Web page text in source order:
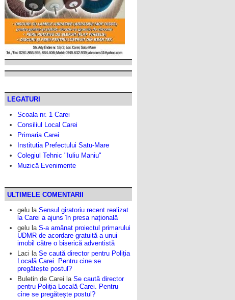
LEGATURI
Scoala nr. 1 Carei
Consiliul Local Carei
Primaria Carei
Institutia Prefectului Satu-Mare
Colegiul Tehnic "Iuliu Maniu"
Muzică Evenimente
ULTIMELE COMENTARII
gelu la Sensul giratoriu recent realizat
la Carei a ajuns în presa națională
gelu la S-a amânat proiectul primarului
UDMR de acordare gratuită a unui
imobil către o biserică adventistă
Laci la Se caută director pentru Poliția
Locală Carei. Pentru cine se
pregătește postul?
Buletin de Carei la Se caută director
pentru Poliția Locală Carei. Pentru
cine se pregătește postul?